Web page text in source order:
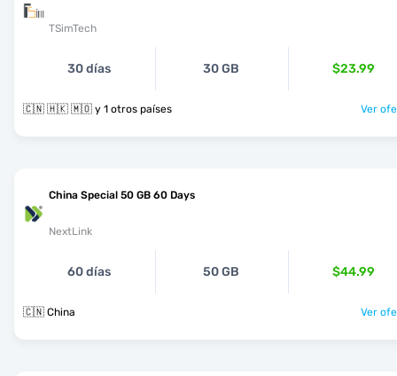
TSimTech
30 días 30 GB $23.99
🇨🇳 🇭🇰 🇲🇴 y 1 otros países Ver
China Special 50 GB 60 Days
NextLink
60 días 50 GB $44.99
🇨🇳 China Ver